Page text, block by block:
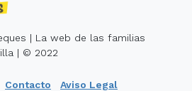
| La web de las familias
| © 2022
Contacto
Aviso Legal